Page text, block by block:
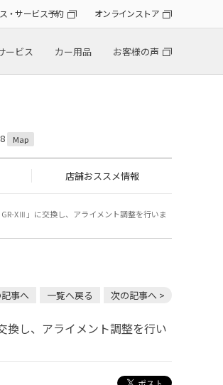
・サービス予約 オンラインストア
ービス カー用品 お客様の声
Map
店舗おススメ情報
XⅢ」に交換し、アライメント調整を行いま
事へ 一覧へ戻る 次の記事へ >
換し、アライメント調整を行い